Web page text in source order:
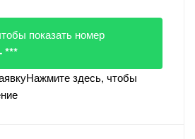
показать номер
***
Нажмите здесь, чтобы